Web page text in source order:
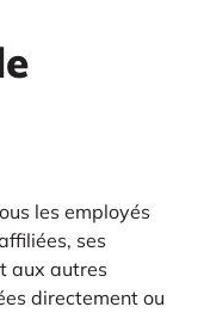
les employés
ses
aux autres
directement ou